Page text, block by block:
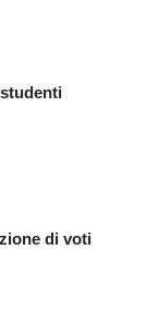
di voti